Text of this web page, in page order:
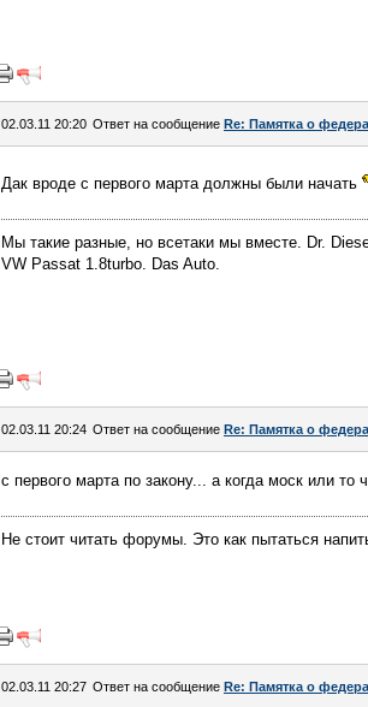
02.03.11 20:20 Ответ на сообщение Re: Памятка о
Дак вроде с первого марта должны были начать
Мы такие разные, но всетаки мы вместе. Dr.
VW Passat 1.8turbo. Das Auto.
02.03.11 20:24 Ответ на сообщение Re: Памятка о
с первого марта по закону... а когда моск или то
Не стоит читать форумы. Это как пытаться
02.03.11 20:27 Ответ на сообщение Re: Памятка о